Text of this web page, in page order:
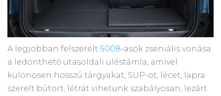
A legjobban felszerelt 5008-asok zseniális vonása
a ledönthető utasoldali üléstámla, amivel
különösen hosszú tárgyakat, SUP-ot, lécet, lapra
szerelt bútort, létrát vihetünk szabályosan, lezárt